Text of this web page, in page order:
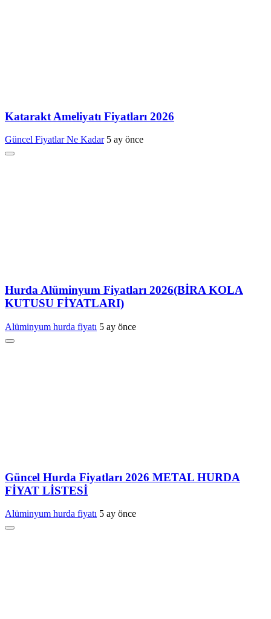
Katarakt Ameliyatı Fiyatları 2026
Güncel Fiyatlar Ne Kadar 5 ay önce
Hurda Alüminyum Fiyatları 2026(BİRA KOLA
KUTUSU FİYATLARI)
Alüminyum hurda fiyatı 5 ay önce
Güncel Hurda Fiyatları 2026 METAL HURDA
FİYAT LİSTESİ
Alüminyum hurda fiyatı 5 ay önce